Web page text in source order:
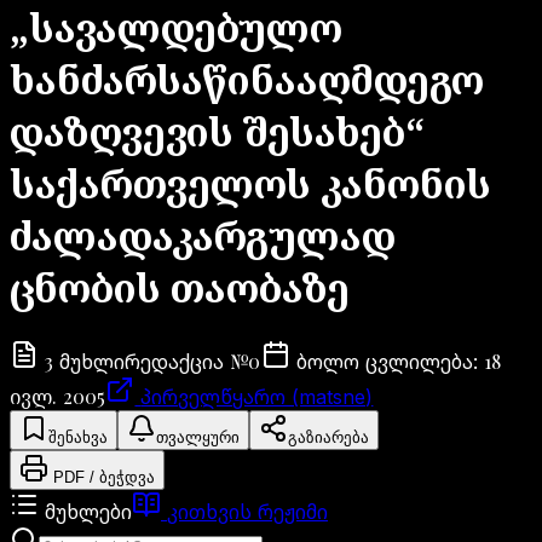
„სავალდებულო
ხანძარსაწინააღმდეგო
დაზღვევის შესახებ“
საქართველოს კანონის
ძალადაკარგულად
ცნობის თაობაზე
3 მუხლირედაქცია №0 ბოლო ცვლილება: 18
ივლ. 2005
პირველწყარო (matsne)
შენახვა თვალყური გაზიარება
PDF / ბეჭდვა
მუხლები კითხვის რეჟიმი